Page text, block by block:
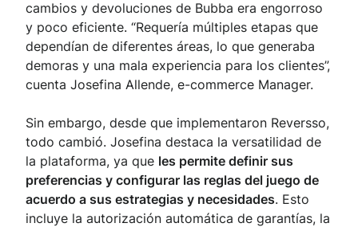
cambios y devoluciones de Bubba era engorroso
y poco eficiente. “Requería múltiples etapas que
dependían de diferentes áreas, lo que generaba
demoras y una mala experiencia para los clientes”,
cuenta Josefina Allende, e-commerce Manager.
Sin embargo, desde que implementaron Reversso,
todo cambió. Josefina destaca la versatilidad de
la plataforma, ya que les permite definir sus
preferencias y configurar las reglas del juego de
acuerdo a sus estrategias y necesidades. Esto
incluye la autorización automática de garantías, la